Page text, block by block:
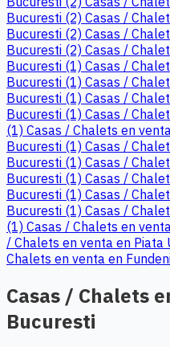
Bucuresti (2) Casas /
Bucuresti (2) Casas /
Bucuresti (2) Casas /
Bucuresti (1) Casas /
Bucuresti (1) Casas /
Bucuresti (1) Casas /
Bucuresti (1) Casas /
(1) Casas / Chalets en
Bucuresti (1) Casas /
Bucuresti (1) Casas /
Bucuresti (1) Casas /
Bucuresti (1) Casas /
Bucuresti (1) Casas /
(1) Casas / Chalets en
/ Chalets en venta en Piata
Chalets en venta en
Casas / Chalets
Bucuresti